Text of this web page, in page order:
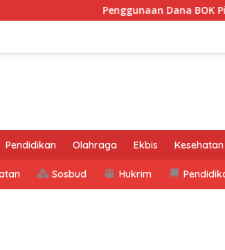
Penggunaan Dana BOK Piskesmas
Pendidikan Olahraga Ekbis Kesehatan
Sosbud Hukrim